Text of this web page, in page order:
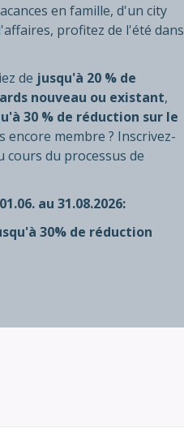
en famille, d'un city
profitez de l'été dans
de jusqu'à 20 % de
nouveau ou existant,
30 % de réduction sur le
encore membre ? Inscrivez-
du processus de
au 31.08.2026:
30% de réduction